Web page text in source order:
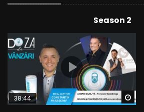
Season 2
38:44